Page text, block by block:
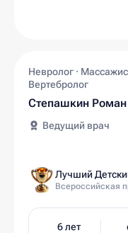
Невролог ·
Вертебролог
Степашкин Роман
Ведущий врач
Лучший
Всероссийская
6 лет